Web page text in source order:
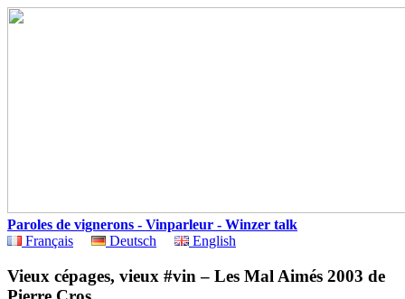
Paroles de vignerons - Vinparleur - Winzer talk
Français
Deutsch English
Vieux cépages, vieux #vin – Les Mal Aimés 2003 de